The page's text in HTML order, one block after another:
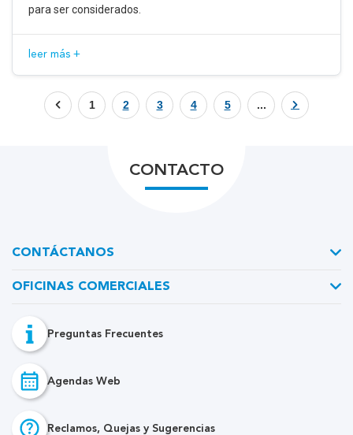
para ser considerados.
leer más +
1 2 3 4 5 ...
CONTACTO
CONTÁCTANOS
OFICINAS COMERCIALES
Preguntas Frecuentes
Agendas Web
Reclamos, Quejas y Sugerencias